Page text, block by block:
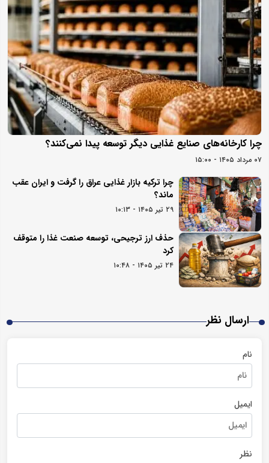
چرا کارخانه‌های صنایع غذایی دیگر توسعه پیدا نمی‌کنند؟
۰۷ مرداد ۱۴۰۵ - ۱۵:۰۰
چرا ترکیه بازار غذایی عراق را گرفت و ایران عقب
ماند؟
۲۹ تیر ۱۴۰۵ - ۱۰:۱۳
حذف ارز ترجیحی، توسعه صنعت غذا را متوقف
کرد
۲۴ تیر ۱۴۰۵ - ۱۰:۴۸
ارسال نظر
نام
ایمیل
نظر